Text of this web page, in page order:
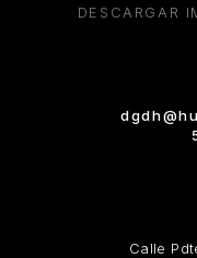
DESCARGAR
Calle